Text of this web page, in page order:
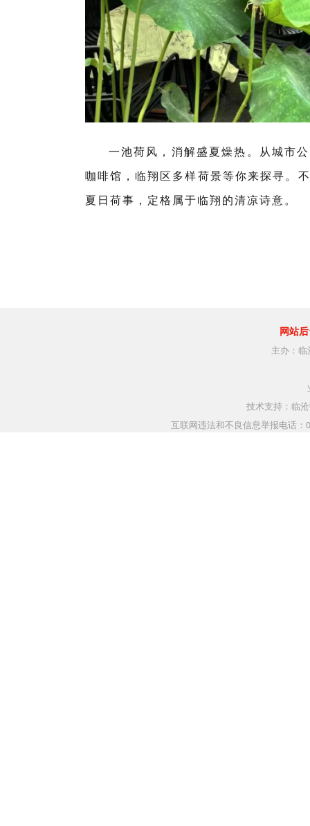
一池荷风，消解盛夏燥热。从城市
咖啡馆，临翔区多样荷景等你来探寻。
夏日荷事，定格属于临翔的清凉诗意。
网站
主办：
技术支持：临
互联网违法和不良信息举报电话